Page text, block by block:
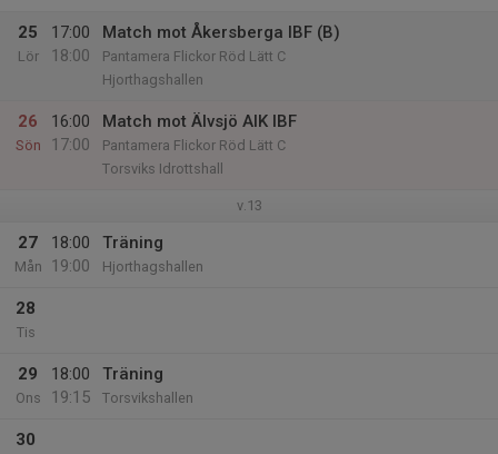
25
Lör
17:00
18:00
Match mot Åkersberga IBF (B)
Pantamera Flickor Röd Lätt C
Hjorthagshallen
26
Sön
16:00
17:00
Match mot Älvsjö AIK IBF
Pantamera Flickor Röd Lätt C
Torsviks Idrottshall
v.13
27
Mån
18:00
19:00
Träning
Hjorthagshallen
28
Tis
29
Ons
18:00
19:15
Träning
Torsvikshallen
30